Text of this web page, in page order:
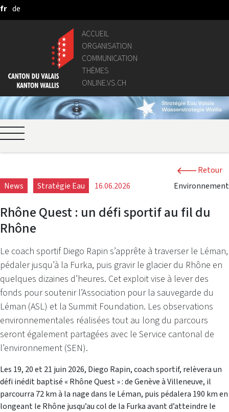
Saut au contenu principal
fr de
ACCUEIL
ORGANISATION
COMMUNICATION
THÈMES
ONLINE.VS.CH
Retour
News
Stratégie Eau 16.06.2026 Environnement
Rhône Quest : un défi sportif au fil du
Rhône
Le coach sportif Diego Rapin s’apprête à traverser le Léman,
pédaler jusqu’à la Furka, puis gravir le glacier du Rhône en
quelques dizaines d’heures. Cet exploit vise à lever des
fonds pour soutenir l’Association pour la sauvegarde du
Léman (ASL) et la Summit Foundation. Les observations
environnementales réalisées tout au long du parcours
seront également partagées avec le Service cantonal de
l’environnement (SEN).
Les 19, 20 et 21 juin 2026, Diego Rapin, coach sportif, relèvera un
défi inédit baptisé « Rhône Quest » : de Genève à Villeneuve, il
parcourra 72 km à la nage dans le Léman, puis pédalera 190 km en
longeant le Rhône jusqu’au col de la Furka avant d’atteindre le